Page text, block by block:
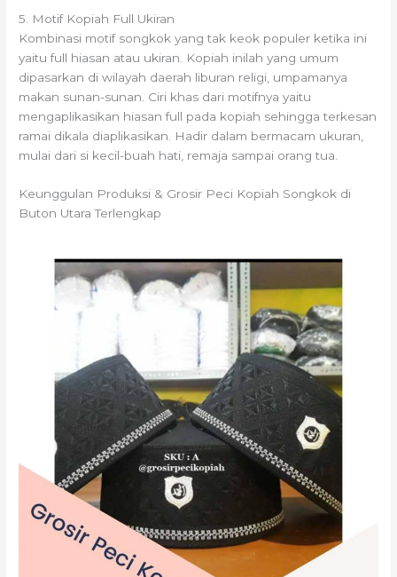
5. Motif Kopiah Full Ukiran
Kombinasi motif songkok yang tak keok populer ketika ini
yaitu full hiasan atau ukiran. Kopiah inilah yang umum
dipasarkan di wilayah daerah liburan religi, umpamanya
makan sunan-sunan. Ciri khas dari motifnya yaitu
mengaplikasikan hiasan full pada kopiah sehingga terkesan
ramai dikala diaplikasikan. Hadir dalam bermacam ukuran,
mulai dari si kecil-buah hati, remaja sampai orang tua.
Keunggulan Produksi & Grosir Peci Kopiah Songkok di
Buton Utara Terlengkap